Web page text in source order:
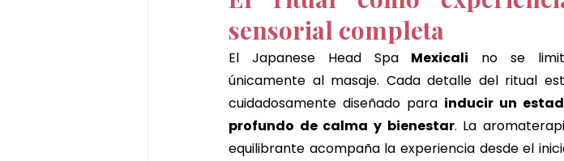
sensorial completa
El Japanese Head Spa Mexicali no se
únicamente al masaje. Cada detalle del ritual
cuidadosamente diseñado para inducir un
profundo de calma y bienestar. La
equilibrante acompaña la experiencia desde el